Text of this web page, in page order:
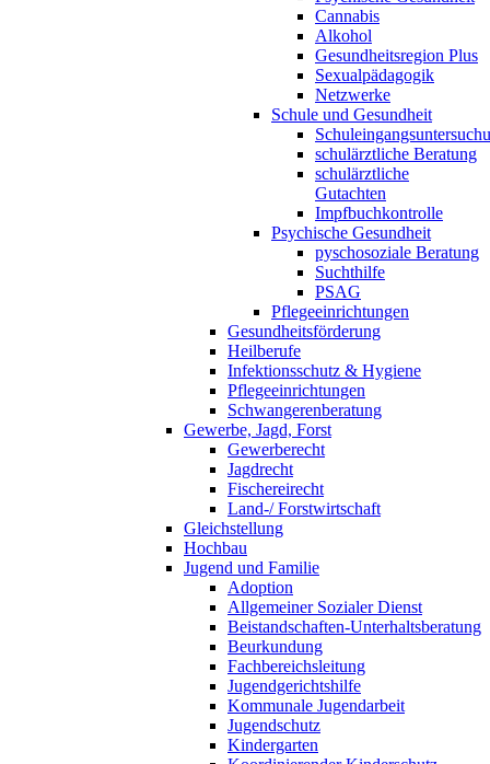
Cannabis
Alkohol
Gesundheitsregion Plus
Sexualpädagogik
Netzwerke
Schule und Gesundheit
schulärztliche Beratung
schulärztliche
Gutachten
Impfbuchkontrolle
Psychische Gesundheit
pyschosoziale Beratung
Suchthilfe
PSAG
Pflegeeinrichtungen
Gesundheitsförderung
Heilberufe
Infektionsschutz & Hygiene
Pflegeeinrichtungen
Schwangerenberatung
Gewerbe, Jagd, Forst
Gewerberecht
Jagdrecht
Fischereirecht
Land-/ Forstwirtschaft
Gleichstellung
Hochbau
Jugend und Familie
Adoption
Allgemeiner Sozialer Dienst
Beistandschaften-Unterhaltsberatung
Beurkundung
Fachbereichsleitung
Jugendgerichtshilfe
Kommunale Jugendarbeit
Jugendschutz
Kindergarten